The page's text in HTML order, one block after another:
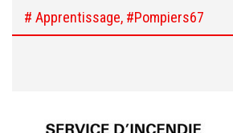
# Apprentissage, #Pompiers67